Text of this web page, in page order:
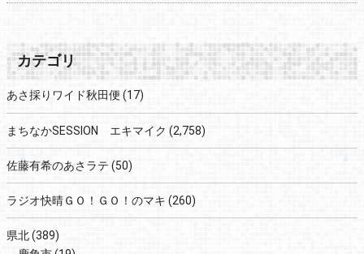
カテゴリ
あさ採りワイド秋田便 (17)
まちなかSESSION エキマイク (2,758)
佐藤有希のあさラテ (50)
ラジオ快晴ＧＯ！ＧＯ！のマキ (260)
県北(389)